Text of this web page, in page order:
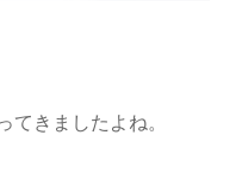
てきましたよね。